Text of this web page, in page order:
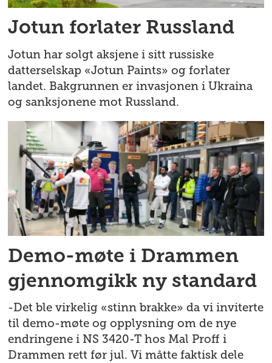
Jotun forlater Russland
Jotun har solgt aksjene i sitt russiske
datterselskap «Jotun Paints» og forlater
landet. Bakgrunnen er invasjonen i Ukraina
og sanksjonene mot Russland.
Demo-møte i Drammen
gjennomgikk ny standard
-Det ble virkelig «stinn brakke» da vi inviterte
til demo-møte og opplysning om de nye
endringene i NS 3420-T hos Mal Proff i
Drammen rett før jul. Vi måtte faktisk dele